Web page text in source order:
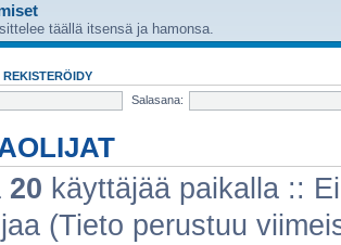
täällä itsensä ja hamonsa.
REKISTERÖIDY
Salasana:
20 käyttäjää paikalla ::
(Tieto perustuu